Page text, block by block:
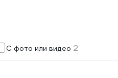
С фото или видео 2